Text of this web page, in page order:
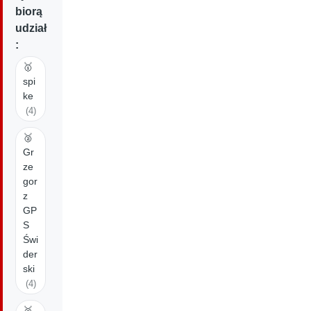
biorą
udział
:
🥇
spi
ke
(4)
🥈
Gr
ze
gor
z
GP
S
Świ
der
ski
(4)